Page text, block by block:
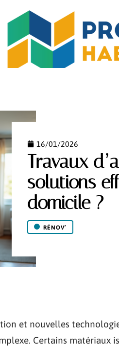
16/01/2026
Travaux
solutions
domicile ?
RÉNOV’
et nouvelles
Certains matériaux